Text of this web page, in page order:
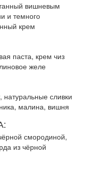
вишневым
и темного
крем
паста, крем чиз
желе
сливки
малина, вишня
смородиной,
из чёрной